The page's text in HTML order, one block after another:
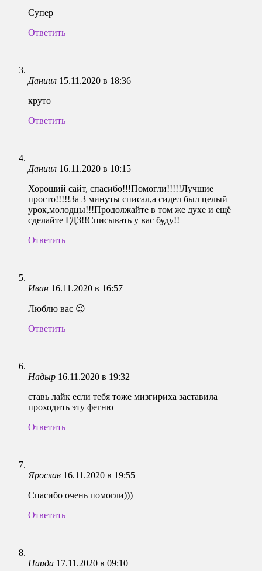
Супер
Ответить
Даниил 15.11.2020 в 18:36
круто
Ответить
Даниил 16.11.2020 в 10:15
Хороший сайт, спасибо!!!Помогли!!!!!Лучшие
просто!!!!!За 3 минуты списал,а сидел был целый
урок,молодцы!!!Продолжайте в том же духе и ещё
сделайте ГДЗ!!Списывать у вас буду!!
Ответить
Иван 16.11.2020 в 16:57
Люблю вас 😉
Ответить
Надыр 16.11.2020 в 19:32
ставь лайк если тебя тоже мизгириха заставила
проходить эту фегню
Ответить
Ярослав 16.11.2020 в 19:55
Спасибо очень помогли)))
Ответить
Наида 17.11.2020 в 09:10